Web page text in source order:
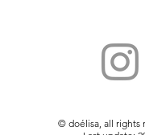
© doélisa, all rights